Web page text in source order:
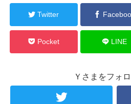
Twitter
Pocket LINE
Ｙさまをフォ